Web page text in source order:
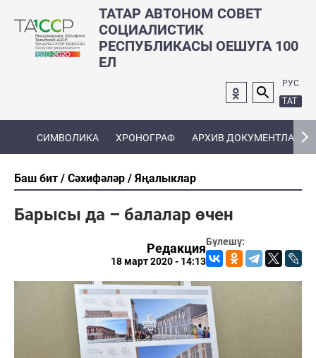
ТАТАР АВТОНОМ СОВЕТ
СОЦИАЛИСТИК
РЕСПУБЛИКАСЫ ОЕШУГА 100
ЕЛ
РУС
ТАТ
СИМВОЛИКА ХРОНОГРАФ АРХИВ ДОКУМЕНТЛАРЫ
Баш бит Сәхифәләр Яңалыклар
Барысы да – балалар өчен
Бүлешү:
Редакция
18 март 2020 - 14:13